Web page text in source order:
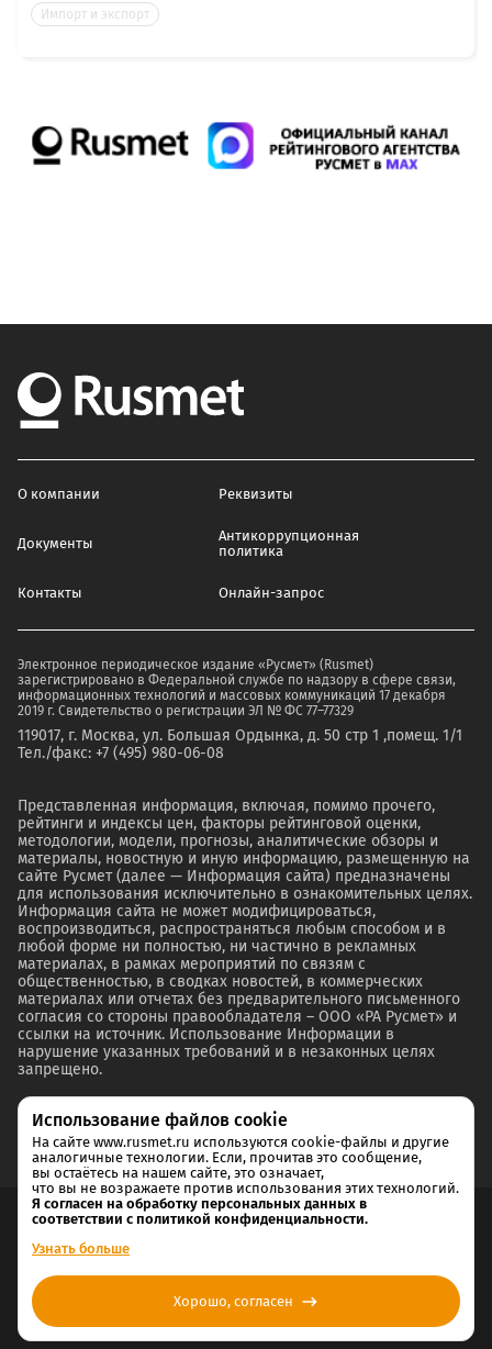
Импорт и экспорт
О компании Реквизиты
Документы
Антикоррупционная
политика
Контакты Онлайн-запрос
Электронное периодическое издание «Русмет» (Rusmet)
зарегистрировано в Федеральной службе по надзору в сфере связи,
информационных технологий и массовых коммуникаций 17 декабря
2019 г. Свидетельство о регистрации ЭЛ № ФС 77–77329
119017, г. Москва, ул. Большая Ордынка, д. 50 стр 1 ,помещ. 1/1
Тел./факс: +7 (495) 980-06-08
Представленная информация, включая, помимо прочего,
рейтинги и индексы цен, факторы рейтинговой оценки,
методологии, модели, прогнозы, аналитические обзоры и
материалы, новостную и иную информацию, размещенную на
сайте Русмет (далее — Информация сайта) предназначены
для использования исключительно в ознакомительных целях.
Информация сайта не может модифицироваться,
воспроизводиться, распространяться любым способом и в
любой форме ни полностью, ни частично в рекламных
материалах, в рамках мероприятий по связям с
общественностью, в сводках новостей, в коммерческих
материалах или отчетах без предварительного письменного
согласия со стороны правообладателя – ООО «РА Русмет» и
ссылки на источник. Использование Информации в
нарушение указанных требований и в незаконных целях
запрещено.
Согласие на обработку и хранение персональных данных
Политика конфиденциальности
Использование файлов cookie
На сайте www.rusmet.ru используются cookie-файлы и другие
аналогичные технологии. Если, прочитав это сообщение,
вы остаётесь на нашем сайте, это означает,
что вы не возражаете против использования этих технологий.
Я согласен на обработку персональных данных в
соответствии с политикой конфиденциальности.
Узнать больше
Хорошо, согласен